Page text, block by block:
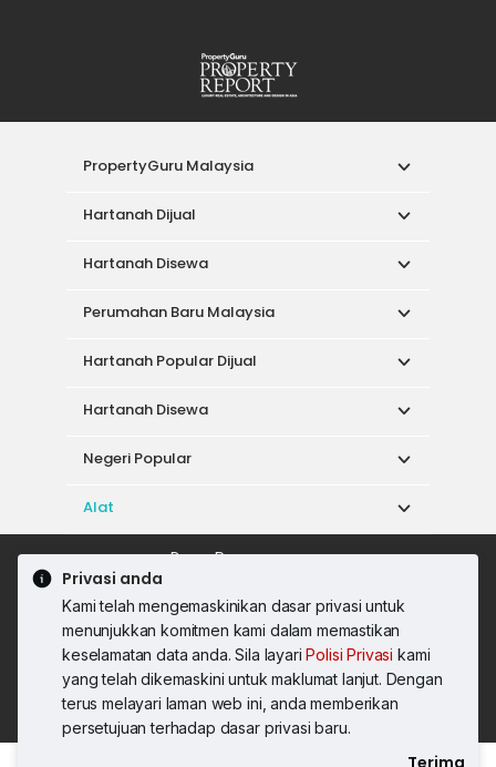
Privasi anda
Kami telah mengemaskinikan dasar privasi untuk
menunjukkan komitmen kami dalam memastikan
keselamatan data anda. Sila layariPolisi Privasi kami
yang telah dikemaskini untuk maklumat lanjut. Dengan
terus melayari laman web ini, anda memberikan
persetujuan terhadap dasar privasi baru.
Terima
PropertyGuru Malaysia
Hartanah Dijual
Hartanah Disewa
Perumahan Baru Malaysia
Hartanah Popular Dijual
Hartanah Disewa
Negeri Popular
Alat
Dasar Penggunaan
Syarat Perkhidmatan
Syarat Pembelian
© 2026 PropertyGuru International (Malaysia)
Sdn. Bhd.
201001036744 (920667-W) Semua hak
terpelihara